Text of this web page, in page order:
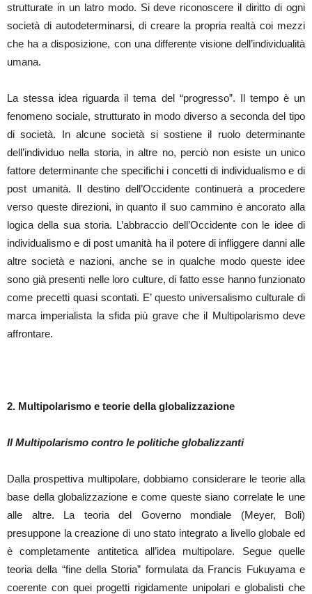
strutturate in un latro modo. Si deve riconoscere il diritto di ogni
società di autodeterminarsi, di creare la propria realtà coi mezzi
che ha a disposizione, con una differente visione dell’individualità
umana.
La stessa idea riguarda il tema del “progresso”. Il tempo è un
fenomeno sociale, strutturato in modo diverso a seconda del tipo
di società. In alcune società si sostiene il ruolo determinante
dell’individuo nella storia, in altre no, perciò non esiste un unico
fattore determinante che specifichi i concetti di individualismo e di
post umanità. Il destino dell’Occidente continuerà a procedere
verso queste direzioni, in quanto il suo cammino è ancorato alla
logica della sua storia. L’abbraccio dell’Occidente con le idee di
individualismo e di post umanità ha il potere di infliggere danni alle
altre società e nazioni, anche se in qualche modo queste idee
sono già presenti nelle loro culture, di fatto esse hanno funzionato
come precetti quasi scontati. E’ questo universalismo culturale di
marca imperialista la sfida più grave che il Multipolarismo deve
affrontare.
2. Multipolarismo e teorie della globalizzazione
Il Multipolarismo contro le politiche globalizzanti
Dalla prospettiva multipolare, dobbiamo considerare le teorie alla
base della globalizzazione e come queste siano correlate le une
alle altre. La teoria del Governo mondiale (Meyer, Boli)
presuppone la creazione di uno stato integrato a livello globale ed
è completamente antitetica all’idea multipolare. Segue quelle
teoria della “fine della Storia” formulata da Francis Fukuyama e
coerente con quei progetti rigidamente unipolari e globalisti che